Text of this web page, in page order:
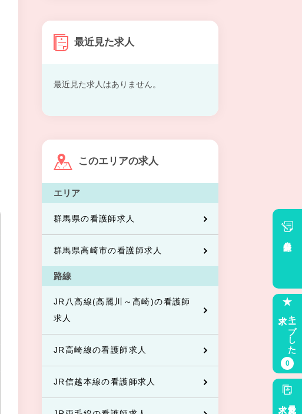
最近見た求人
最近見た求人はありません。
このエリアの求人
エリア
群馬県の看護師求人
群馬県高崎市の看護師求人
路線
JR八高線(高麗川～高崎)の看護師
求人
JR高崎線の看護師求人
JR信越本線の看護師求人
キープした
0
最近見た